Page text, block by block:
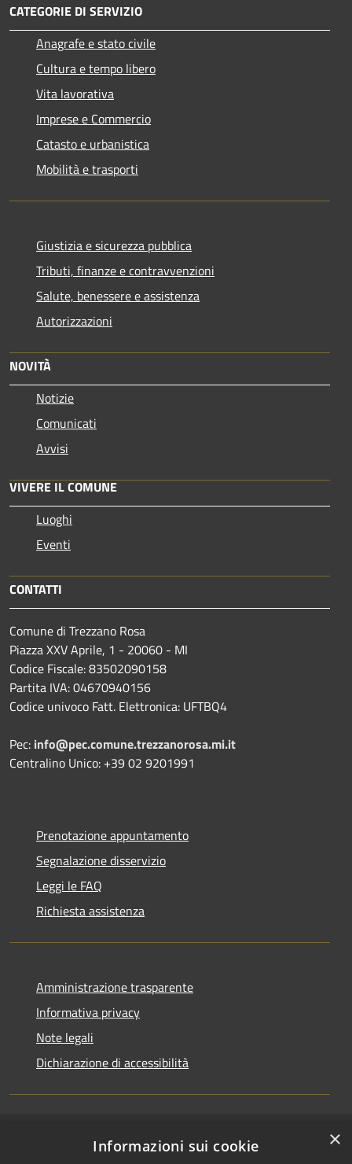
CATEGORIE DI SERVIZIO
Anagrafe e stato civile
Cultura e tempo libero
Vita lavorativa
Imprese e Commercio
Catasto e urbanistica
Mobilità e trasporti
Giustizia e sicurezza pubblica
Tributi, finanze e contravvenzioni
Salute, benessere e assistenza
Autorizzazioni
NOVITÀ
Notizie
Comunicati
Avvisi
VIVERE IL COMUNE
Luoghi
Eventi
CONTATTI
Comune di Trezzano Rosa
Piazza XXV Aprile, 1 - 20060 - MI
Codice Fiscale: 83502090158
Partita IVA: 04670940156
Codice univoco Fatt. Elettronica: UFTBQ4
Pec: info@pec.comune.trezzanorosa.mi.it
Centralino Unico: +39 02 9201991
Prenotazione appuntamento
Segnalazione disservizio
Leggi le FAQ
Richiesta assistenza
Amministrazione trasparente
Informativa privacy
Note legali
Dichiarazione di accessibilità
Accesso redazione ×
Informazioni sui cookie